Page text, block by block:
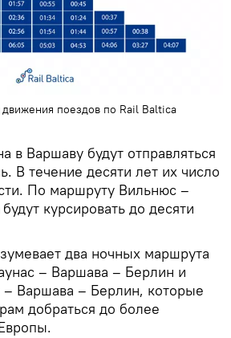
поездов по Rail Baltica
в Варшаву будут отправляться
В течение десяти лет их число
По маршруту Вильнюс –
курсировать до десяти
два ночных маршрута
– Варшава – Берлин и
Варшава – Берлин, которые
добраться до более